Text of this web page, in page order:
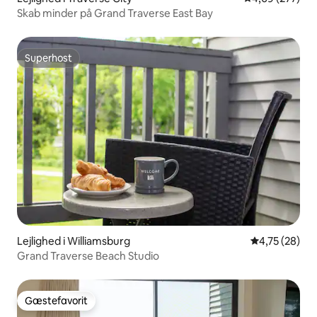
Skab minder på Grand Traverse East Bay
Superhost
Superhost
Lejlighed i Williamsburg 4,75 ud af 5
4,75 (28)
Grand Traverse Beach Studio
Gæstefavorit
Gæstefavorit